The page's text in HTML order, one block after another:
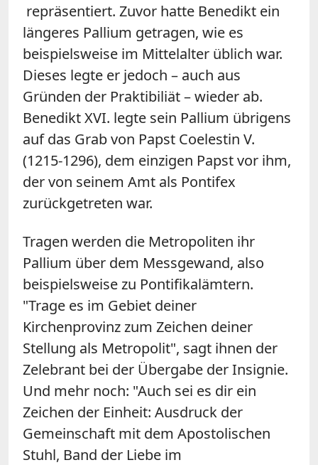
repräsentiert. Zuvor hatte Benedikt ein
längeres Pallium getragen, wie es
beispielsweise im Mittelalter üblich war.
Dieses legte er jedoch – auch aus
Gründen der Praktibiliät – wieder ab.
Benedikt XVI. legte sein Pallium übrigens
auf das Grab von Papst Coelestin V.
(1215-1296), dem einzigen Papst vor ihm,
der von seinem Amt als Pontifex
zurückgetreten war.
Tragen werden die Metropoliten ihr
Pallium über dem Messgewand, also
beispielsweise zu Pontifikalämtern.
"Trage es im Gebiet deiner
Kirchenprovinz zum Zeichen deiner
Stellung als Metropolit", sagt ihnen der
Zelebrant bei der Übergabe der Insignie.
Und mehr noch: "Auch sei es dir ein
Zeichen der Einheit: Ausdruck der
Gemeinschaft mit dem Apostolischen
Stuhl, Band der Liebe im